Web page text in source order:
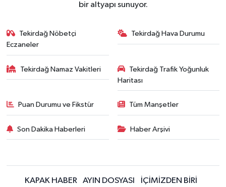
bir altyapı sunuyor.
Tekirdağ Nöbetçi
Eczaneler
Tekirdağ Hava Durumu
Tekirdağ Namaz Vakitleri
Tekirdağ Trafik Yoğunluk
Haritası
Puan Durumu ve Fikstür Tüm Manşetler
Son Dakika Haberleri Haber Arşivi
KAPAK HABER AYIN DOSYASI İÇİMİZDEN BİRİ